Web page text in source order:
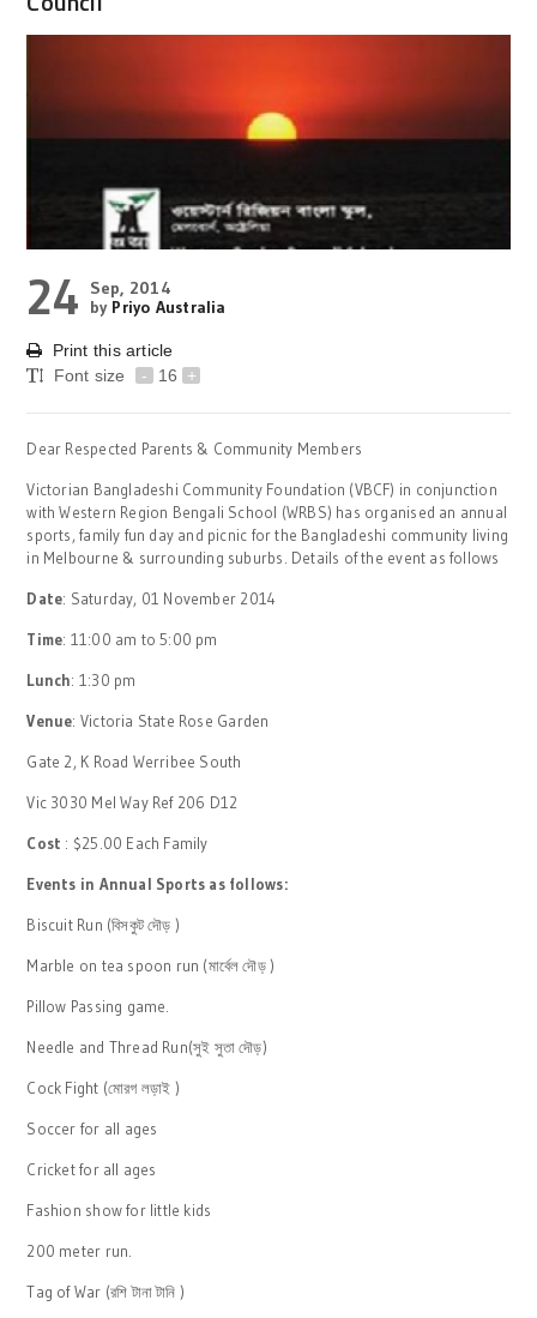
24
Sep, 2014
by Priyo Australia
Print this article
Font size
- 16 +
Dear Respected Parents & Community Members
Victorian Bangladeshi Community Foundation (VBCF) in conjunction
with Western Region Bengali School (WRBS) has organised an annual
sports, family fun day and picnic for the Bangladeshi community living
in Melbourne & surrounding suburbs. Details of the event as follows
Date: Saturday, 01 November 2014
Time: 11:00 am to 5:00 pm
Lunch: 1:30 pm
Venue: Victoria State Rose Garden
Gate 2, K Road Werribee South
Vic 3030 Mel Way Ref 206 D12
Cost : $25.00 Each Family
Events in Annual Sports as follows:
Biscuit Run (বিসকুট দৌড় )
Marble on tea spoon run (মার্বেল দৌড় )
Pillow Passing game.
Needle and Thread Run(সুই সুতা দৌড়)
Cock Fight (মোরগ লড়াই )
Soccer for all ages
Cricket for all ages
Fashion show for little kids
200 meter run.
Tag of War (রশি টানা টানি )